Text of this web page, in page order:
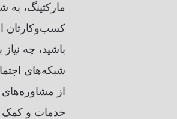
مارکتینگ، به
کسب‌وکارتان
باشید، چه
شبکه‌های
از مشاوره‌های
خدمات و کمک